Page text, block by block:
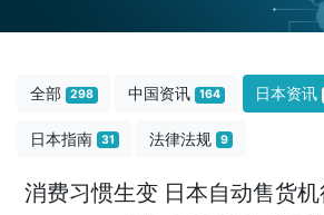
全部 298 中国资讯 164 日本资讯
日本指南 31 法律法规 9
消费习惯生变 日本自动售货